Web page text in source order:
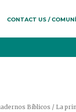
CONTACT US /
Bíblicos / La